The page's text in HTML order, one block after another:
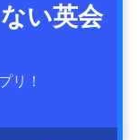
い英会
リ！